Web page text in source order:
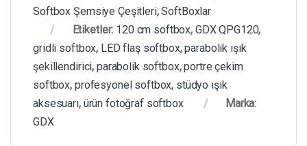
Softbox Şemsiye Çeşitleri,SoftBoxlar
Etiketler: 120 cm softbox, GDX QPG120,
gridli softbox, LED flaş softbox,parabolik ışık
şekillendirici, parabolik softbox,portre çekim
softbox, profesyonel softbox, stüdyo ışık
aksesuarı, ürün fotoğraf softbox
Marka:
GDX